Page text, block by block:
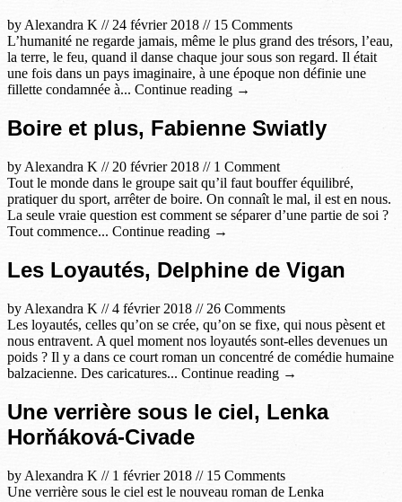
by Alexandra K //24 février 2018 // 15 Comments
L’humanité ne regarde jamais, même le plus grand des trésors, l’eau,
la terre, le feu, quand il danse chaque jour sous son regard. Il était
une fois dans un pays imaginaire, à une époque non définie une
fillette condamnée à... Continue reading →
Boire et plus, Fabienne Swiatly
by Alexandra K //20 février 2018 // 1 Comment
Tout le monde dans le groupe sait qu’il faut bouffer équilibré,
pratiquer du sport, arrêter de boire. On connaît le mal, il est en nous.
La seule vraie question est comment se séparer d’une partie de soi ?
Tout commence... Continue reading →
Les Loyautés, Delphine de Vigan
by Alexandra K //4 février 2018 //26 Comments
Les loyautés, celles qu’on se crée, qu’on se fixe, qui nous pèsent et
nous entravent. A quel moment nos loyautés sont-elles devenues un
poids ? Il y a dans ce court roman un concentré de comédie humaine
balzacienne. Des caricatures... Continue reading →
Une verrière sous le ciel, Lenka
Horňáková-Civade
by Alexandra K // 1 février 2018 // 15 Comments
Une verrière sous le ciel est le nouveau roman de Lenka